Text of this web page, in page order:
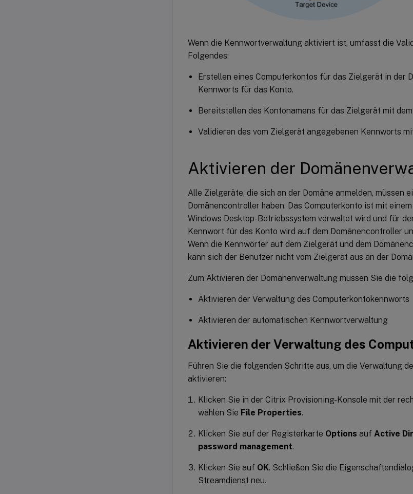
Wenn die Kennwortverwaltung aktiviert ist, umfasst die
Folgendes:
Erstellen eines Computerkontos für das Zielgerät in der
Kennworts für das Konto.
Bereitstellen des Kontonamens für das Zielgerät mit
Validieren des vom Zielgerät angegebenen Kennworts
Aktivieren der
Alle Zielgeräte, die sich an der Domäne anmelden, müssen
Domänencontroller haben. Das Computerkonto ist mit
Windows Desktop-Betriebssystem verwaltet wird und für
Kennwort für das Konto wird auf dem Domänencontroller
Wenn die Kennwörter auf dem Zielgerät und dem
kann sich der Benutzer nicht vom Zielgerät aus an der
Zum Aktivieren der Domänenverwaltung müssen Sie die
Aktivieren der Verwaltung des Computerkontokennworts
Aktivieren der automatischen Kennwortverwaltung
Aktivieren der Verwaltung des
Führen Sie die folgenden Schritte aus, um die Verwaltung
aktivieren:
Klicken Sie in der Citrix Provisioning-Konsole mit der
wählen Sie File Properties.
Klicken Sie auf der Registerkarte Options auf Active
password management.
Klicken Sie auf OK. Schließen Sie die
Streamdienst neu.